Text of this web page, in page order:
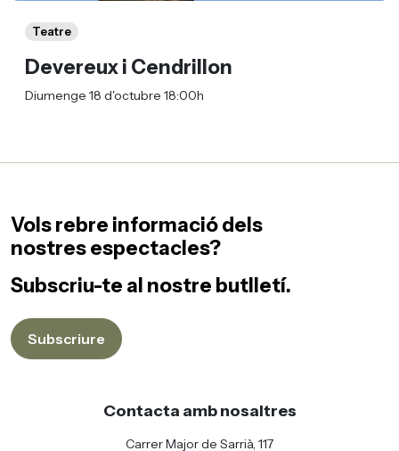
Teatre
Devereux i Cendrillon
Diumenge 18 d'octubre 18:00h
Vols rebre informació dels
nostres espectacles?
Subscriu-te al nostre butlletí.
Subscriure
Contacta amb nosaltres
Carrer Major de Sarrià, 117